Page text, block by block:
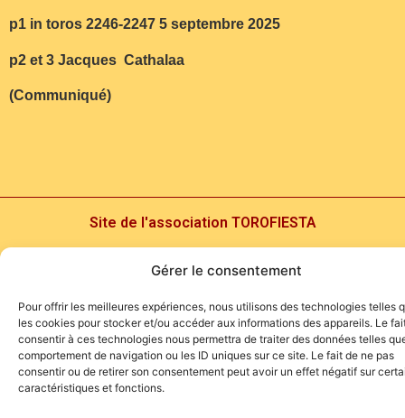
Gérer le consentement
Pour offrir les meilleures expériences, nous utilisons des technologies telles
les cookies pour stocker et/ou accéder aux informations des appareils. Le
consentir à ces technologies nous permettra de traiter des données telles
comportement de navigation ou les ID uniques sur ce site. Le fait de ne pas
consentir ou de retirer son consentement peut avoir un effet négatif sur
caractéristiques et fonctions.
p1 in toros 2246-2247 5 septembre 2025
p2 et 3 Jacques Cathalaa
(Communiqué)
Site de l'association TOROFIESTA